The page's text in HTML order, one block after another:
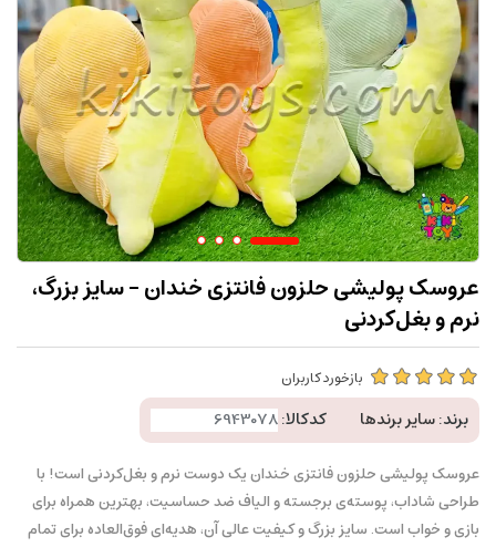
عروسک پولیشی حلزون فانتزی خندان - سایز بزرگ،
نرم و بغل‌کردنی
بازخورد کاربران
برند:سایر برندها کدکالا:
عروسک پولیشی حلزون فانتزی خندان یک دوست نرم و بغل‌کردنی است! با
طراحی شاداب، پوسته‌ی برجسته و الیاف ضد حساسیت، بهترین همراه برای
بازی و خواب است. سایز بزرگ و کیفیت عالی آن، هدیه‌ای فوق‌العاده برای تمام